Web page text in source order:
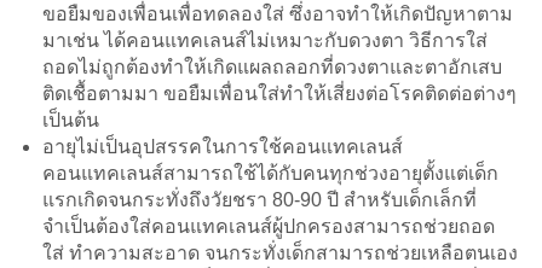
ขอยืมของเพื่อนเพื่อทดลองใส่ ซึ่งอาจทำให้เกิดปัญหาตาม
มาเช่น ได้คอนแทคเลนส์ไม่เหมาะกับดวงตา วิธีการใส่
ถอดไม่ถูกต้องทำให้เกิดแผลถลอกที่ดวงตาและตาอักเสบ
ติดเชื้อตามมา ขอยืมเพื่อนใส่ทำให้เสี่ยงต่อโรคติดต่อต่างๆ
เป็นต้น
อายุไม่เป็นอุปสรรคในการใช้คอนแทคเลนส์
คอนแทคเลนส์สามารถใช้ได้กับคนทุกช่วงอายุตั้งแต่เด็ก
แรกเกิดจนกระทั่งถึงวัยชรา 80-90 ปี สำหรับเด็กเล็กที่
จำเป็นต้องใส่คอนแทคเลนส์ผู้ปกครองสามารถช่วยถอด
ใส่ ทำความสะอาด จนกระทั่งเด็กสามารถช่วยเหลือตนเอง